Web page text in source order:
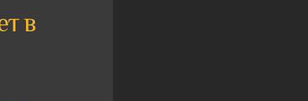
в